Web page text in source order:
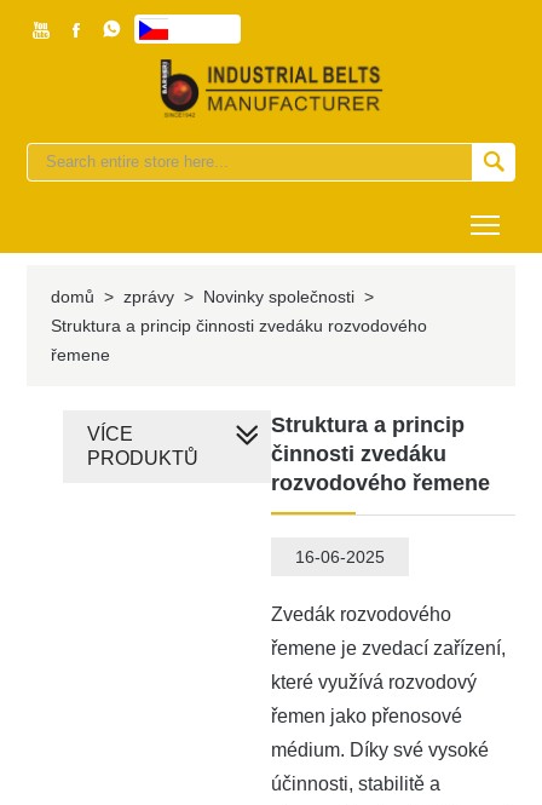
  

domů > zprávy > Novinky společnosti >
Struktura a princip činnosti zvedáku rozvodového
řemene
Struktura a princip
činnosti zvedáku
rozvodového řemene
16-06-2025
Zvedák rozvodového
řemene je zvedací zařízení,
které využívá rozvodový
řemen jako přenosové
médium. Díky své vysoké
účinnosti, stabilitě a
VÍCE
PRODUKTŮ